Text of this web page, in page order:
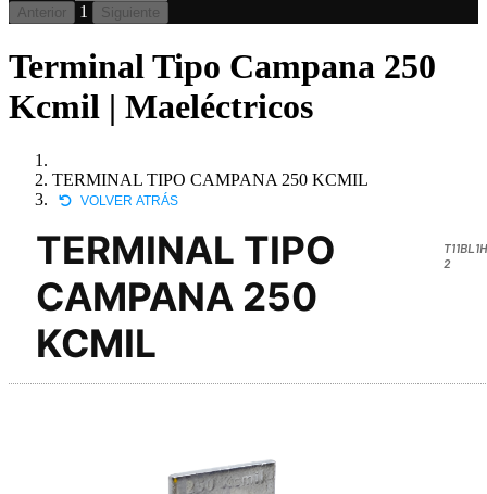
Anterior 1 Siguiente
Terminal Tipo Campana 250
Kcmil | Maeléctricos
TERMINAL TIPO CAMPANA 250 KCMIL
VOLVER ATRÁS
TERMINAL TIPO
CAMPANA 250
KCMIL
2